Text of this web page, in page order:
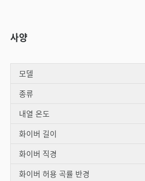
사양
모델
종류
내열 온도
화이버 길이
화이버 직경
화이버 허용 곡률 반경